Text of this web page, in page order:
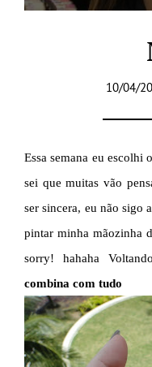
10/04/
Essa semana eu escolhi
sei que muitas vão
ser sincera, eu não sigo
pintar minha mãozinha
sorry! hahaha
combina com tudo